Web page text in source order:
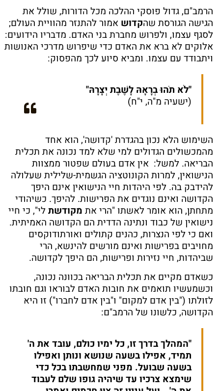
הרמב"ם, גדול פוסקי ההלכה מכל הדורות, שולל את
הגישה הגורסת שהקדוש אמור להתנזר מהוויית העולם;
לסגף עצמו, ולפרוש מחברת בני האדם. מדבריו הידועים:
אלוקים לא ברא את האדם כדי שיפרוש מדרכי האנושות
ויתבודד עם עצמו. ומביא סיוע לכך מהפסוק:
"לֹא תֹהוּ בְרָאָהּ לָשֶׁבֶת יְצָרָהּ"
(ישעיה מ"ה, י"ח)
השימוש הלא נכון בהגדרת 'קדושה', הוא אחד
מהמכשולים הגדולים למי שלא למד נכונה את תכלית
הבריאה. למשל: אין אדם בעולם שפטור ממצוות
הנישואין, למרות הקונוטציה הגשמית-שלילית שעלולה
להידבק בה. לפי היהדות חיי הנישואין אינם היפך
הקדושה ואינם נוגדים את הפרישות. להיפך. כשיהודי
מתחתן, הוא אומר לאשתו "הרי את מקודשת לי", כי חיי
נישואין של כבוד ונתינה הדדית הם הקדושה האמיתית.
ואם כי לפי הנצרות, כהנים קתולים ואורתודוקסים
מחויבים בפרישות ואינם מורשים להינשא, הרי
שביהדות, חיי נזירות ופרישות, הם היפך לקדושה.
כשאדם מקיים את תכלית הבריאה בכוונה נכונה,
וכשמעשיו תואמים את חובות האדם לבוראו וגם חובתו
לזולתו ("בין אדם למקום" ו"בין אדם לחברו") זו היא
הקדושה, כלשונו של הרמב"ם:
"המהלך בדרך זו, כל ימיו כולם, עובד את ה'
תמיד, אפילו בשעה שנושא ונותן ואפילו
בשעה שבועל. מפני שמחשבתו בכל כדי
שימצא צרכיו עד שיהיה גופו שלם לעבוד